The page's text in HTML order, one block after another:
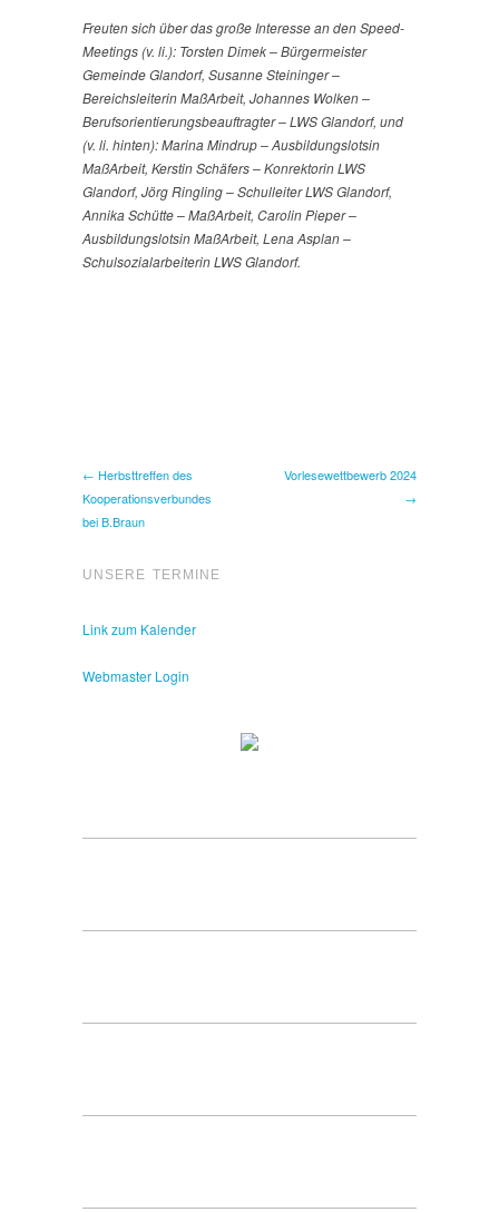
Freuten sich über das große Interesse an den Speed-
Meetings (v. li.): Torsten Dimek – Bürgermeister
Gemeinde Glandorf, Susanne Steininger –
Bereichsleiterin MaßArbeit, Johannes Wolken –
Berufsorientierungsbeauftragter – LWS Glandorf, und
(v. li. hinten): Marina Mindrup – Ausbildungslotsin
MaßArbeit, Kerstin Schäfers – Konrektorin LWS
Glandorf, Jörg Ringling – Schulleiter LWS Glandorf,
Annika Schütte – MaßArbeit, Carolin Pieper –
Ausbildungslotsin MaßArbeit, Lena Asplan –
Schulsozialarbeiterin LWS Glandorf.
← Herbsttreffen des
Kooperationsverbundes
bei B.Braun
Vorlesewettbewerb 2024
→
UNSERE TERMINE
Link zum Kalender
Webmaster Login